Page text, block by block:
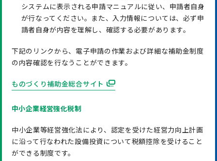
システムに表示される申請マニュアルに従い、申請者自身
が行なってください。また、入力情報については、必ず申
請者自身が内容を理解し、確認する必要があります。
下記のリンクから、電子申請の作業および詳細な補助金制度
の内容確認を行なうことができます。
ものづくり補助金総合サイト
中小企業経営強化税制
中小企業等経営強化法により、認定を受けた経営力向上計画
に沿って行なわれた設備投資について税額控除を受けること
ができる制度です。